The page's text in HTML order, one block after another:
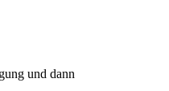
und dann